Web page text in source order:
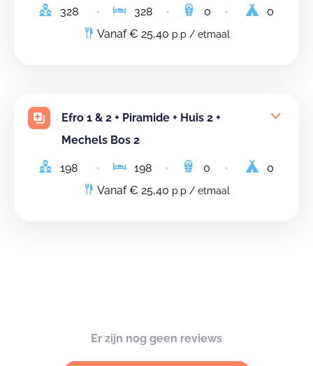
328 328 0
0
Vanaf € 25,40 p.p / etmaal
Efro 1 & 2 + Piramide + Huis 2 +
Mechels Bos 2
198 198 0
0
Vanaf € 25,40 p.p / etmaal
Er zijn nog geen reviews